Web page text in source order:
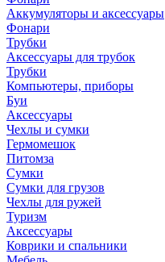
Аккумуляторы и аксессуары
Фонари
Трубки
Аксессуары для трубок
Трубки
Компьютеры, приборы
Буи
Аксессуары
Чехлы и сумки
Гермомешок
Питомза
Сумки
Сумки для грузов
Чехлы для ружей
Туризм
Аксессуары
Коврики и спальники